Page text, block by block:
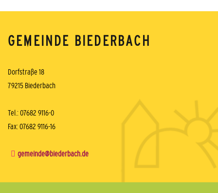
GEMEINDE BIEDERBACH
Dorfstraße 18
79215 Biederbach
Tel.: 07682 9116-0
Fax: 07682 9116-16
gemeinde@biederbach.de